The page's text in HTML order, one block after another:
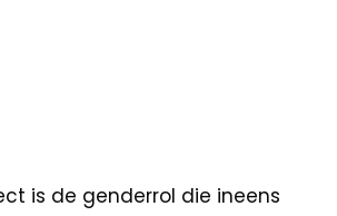
is de genderrol die ineens